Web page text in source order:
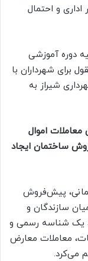
اداری و احتمال
دوره آموزشی
برای شهرداران با
شیراز به
رسمی معاملات اموال
ساختمان ایجاد
پیش‌فروش
سازندگان و
یک شناسه رسمی و
معاملات معارض
می‌کرد.